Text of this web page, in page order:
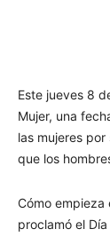
Este jueves 8
Mujer, una
las mujeres
que los
Cómo empieza
proclamó el